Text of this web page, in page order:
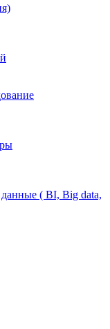
( BI, Big data,